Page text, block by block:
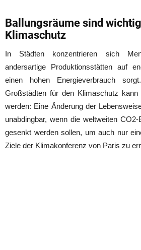
Ballungsräume sind
Klimaschutz
In Städten konzentrieren sich
andersartige Produktionsstätten auf
einen hohen Energieverbrauch
Großstädten für den Klimaschutz
werden: Eine Änderung der
unabdingbar, wenn die weltweiten
gesenkt werden sollen, um auch nur
Ziele der Klimakonferenz von Paris zu